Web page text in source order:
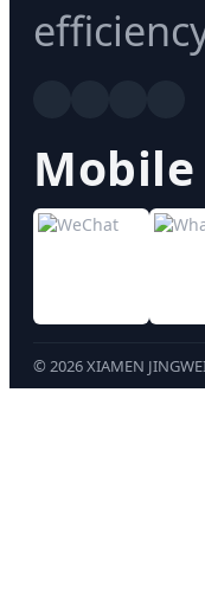
Mobile
© 2026XIAMEN